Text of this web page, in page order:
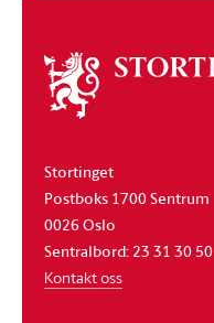
Om
stortinget
Stortinget
Postboks 1700 Sentrum
0026 Oslo
Sentralbord: 23 31 30 50
Kontakt oss